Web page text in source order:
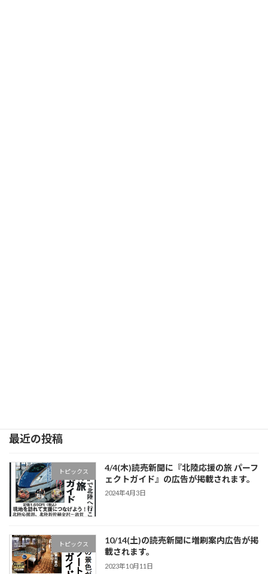
最近の投稿
トピックス
4/4(木)読売新聞に『北陸応援の旅 パーフ
ェクトガイド』の広告が掲載されます。
2024年4月3日
トピックス
10/14(土)の読売新聞に増刷案内広告が掲
載されます。
2023年10月11日